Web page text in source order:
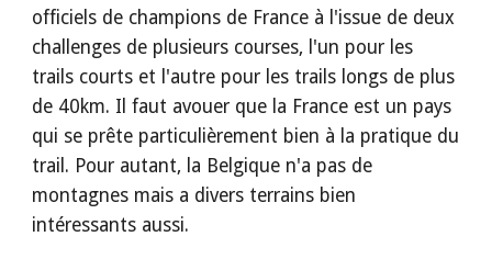
officiels de champions de France à l'issue de deux
challenges de plusieurs courses, l'un pour les
trails courts et l'autre pour les trails longs de plus
de 40km. Il faut avouer que la France est un pays
qui se prête particulièrement bien à la pratique du
trail. Pour autant, la Belgique n'a pas de
montagnes mais a divers terrains bien
intéressants aussi.